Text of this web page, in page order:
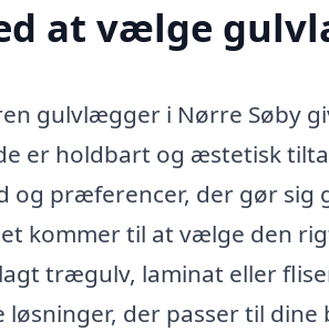
at vælge
gulvlægger i Nørre Søby
er holdbart og æstetisk
og præferencer, der gør
kommer til at vælge den
trægulv, laminat eller
løsninger, der passer til